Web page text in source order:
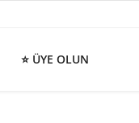
⭐ ÜYE OLUN